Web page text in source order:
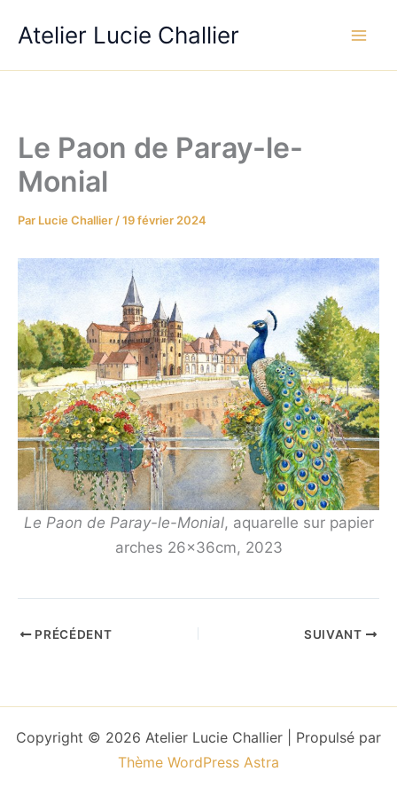
Atelier Lucie Challier
Le Paon de Paray-le-
Monial
Par Lucie Challier /19 février 2024
Le Paon de Paray-le-Monial, aquarelle sur papier
arches 26x36cm, 2023
PRÉCÉDENT SUIVANT
Copyright © 2026 Atelier Lucie Challier | Propulsé par
Thème WordPress Astra